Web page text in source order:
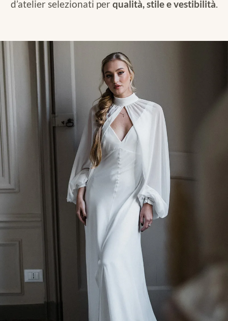
d’atelier selezionati per qualità, stile e vestibilità.